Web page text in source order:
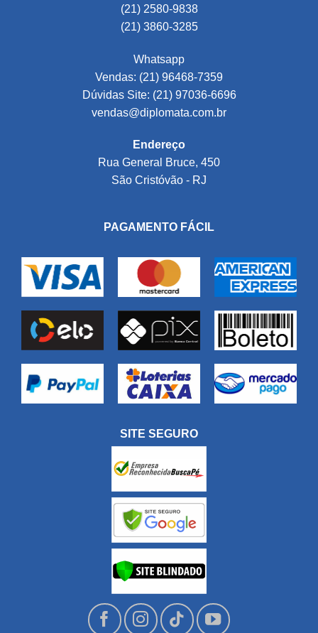
(21) 2580-9838
(21) 3860-3285
Whatsapp
Vendas: (21) 96468-7359
Dúvidas Site: (21) 97036-6696
vendas@diplomata.com.br
Endereço
Rua General Bruce, 450
São Cristóvão - RJ
PAGAMENTO FÁCIL
SITE SEGURO